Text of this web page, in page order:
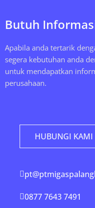
Butuh
Apabila anda tertarik
segera kebutuhan anda
untuk mendapatkan
perusahaan.
HUBUNGI KAMI
0877 7643 7491